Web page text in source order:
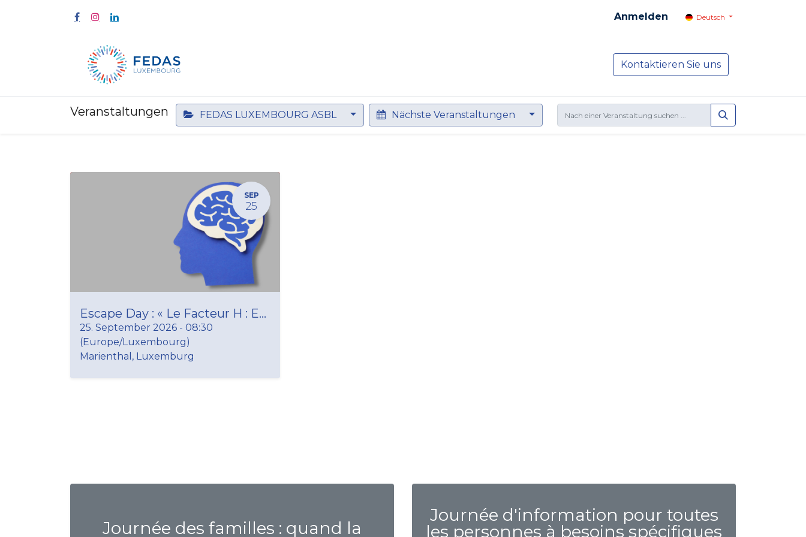
Anmelden Deutsch
NEWS
Kontaktieren Sie uns
Veranstaltungen FEDAS LUXEMBOURG ASBL Nächste Veranstaltungen
SEP
25
Escape Day : « Le Facteur H : Enquête sur ce qui nous lie »
25. September 2026 - 08:30
(Europe/Luxembourg)
Marienthal , Luxemburg
Journée des familles : quand la
Journée d'information pour toutes
les personnes à besoins spécifiques